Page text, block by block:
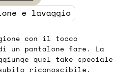
e lavaggio
con il tocco
un pantalone flare. La
quel take speciale
riconoscibile.